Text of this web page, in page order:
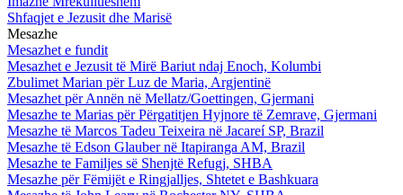
Shfaqjet e Jezusit dhe Marisë
Mesazhe
Mesazhet e fundit
Mesazhet e Jezusit të Mirë Bariut ndaj Enoch, Kolumbi
Zbulimet Marian për Luz de Maria, Argjentinë
Mesazhet për Annën në Mellatz/Goettingen, Gjermani
Mesazhe te Marias për Përgatitjen Hyjnore të Zemrave, Gjermani
Mesazhe të Marcos Tadeu Teixeira në Jacareí SP, Brazil
Mesazhe të Edson Glauber në Itapiranga AM, Brazil
Mesazhe te Familjes së Shenjtë Refugj, SHBA
Mesazhe për Fëmijët e Ringjalljes, Shtetet e Bashkuara